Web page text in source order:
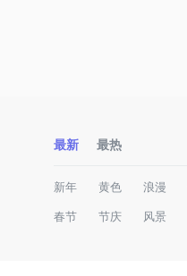
最新 最热
新年 黄色 浪漫
春节 节庆 风景